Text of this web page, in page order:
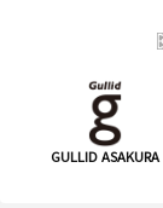
GULLID ASAKURA